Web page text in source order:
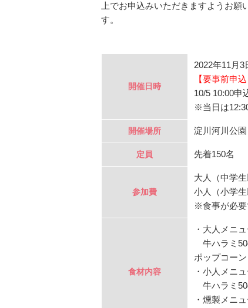
上でお申込みいただきますようお願
す。
開催日時
2022年11月3
【要事前申込
10/5 10:00申
※当日は
開催場所 淀川河川公
定員 先着150名
参加費
大人（中学
小人（小学
※食事が必要
食材内容
・大人メニ
牛ハラミ
ポップコーン
・小人メニ
牛ハラミ
・燻製メニ